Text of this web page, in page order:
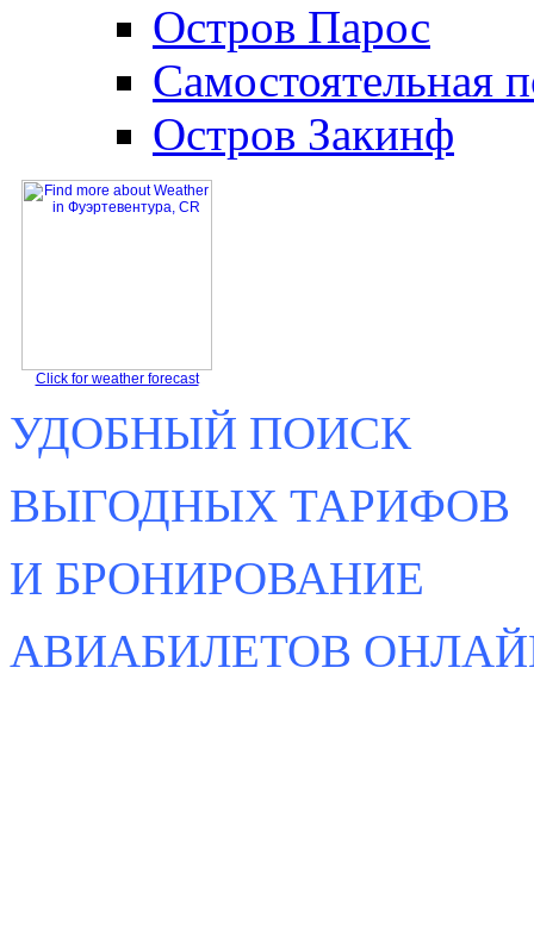
Остров Парос
Самостоятельная
Остров Закинф
Click for weather forecast
УДОБНЫЙ ПОИСК
ВЫГОДНЫХ ТАРИФОВ
И БРОНИРОВАНИЕ
АВИАБИЛЕТОВ